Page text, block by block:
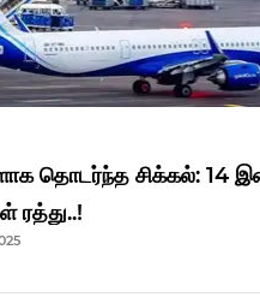
தொடர்ந்த சிக்கல்: 14
ரத்து..!